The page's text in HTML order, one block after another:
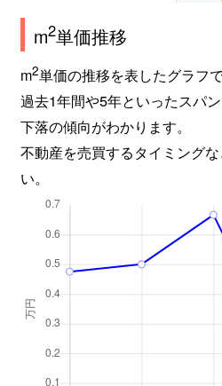
m2単価推移
m2単価の推移を表したグラフで
過去1年間や5年といったスパ
下落の傾向がわかります。
不動産を売買するタイミング
い。